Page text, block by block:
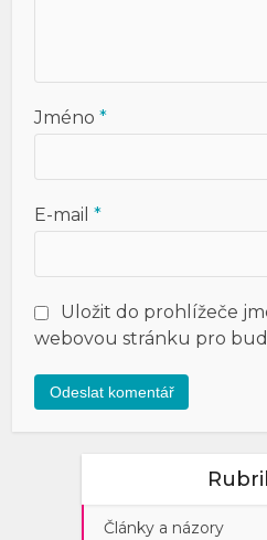
Jméno*
E-mail*
Uložit do prohlížeče
webovou stránku pro
Články a názory